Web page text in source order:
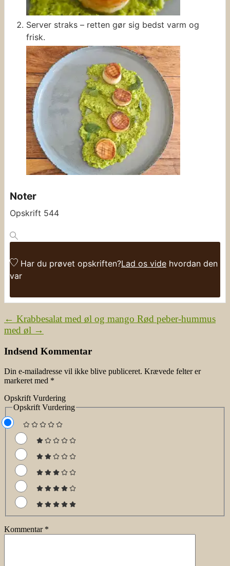
Server straks – retten gør sig bedst varm og
frisk.
Noter
Opskrift 544
Har du prøvet opskriften?Lad os vide hvordan den
var
← Krabbesalat med øl og mango Rød peber-hummus
med øl →
Indsend Kommentar
Din e-mailadresse vil ikke blive publiceret. Krævede felter er
markeret med *
Opskrift Vurdering
Opskrift Vurdering
Kommentar *